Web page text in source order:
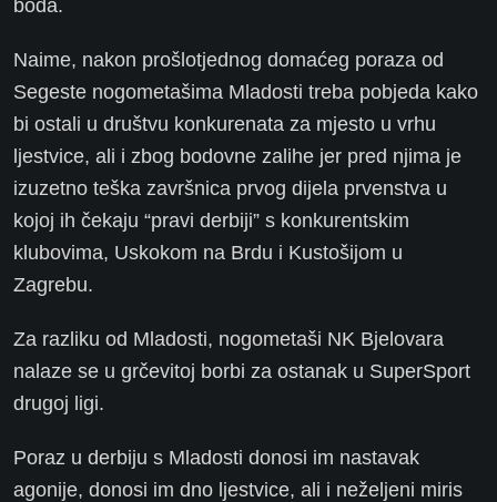
boda.
Naime, nakon prošlotjednog domaćeg poraza od
Segeste nogometašima Mladosti treba pobjeda kako
bi ostali u društvu konkurenata za mjesto u vrhu
ljestvice, ali i zbog bodovne zalihe jer pred njima je
izuzetno teška završnica prvog dijela prvenstva u
kojoj ih čekaju “pravi derbiji” s konkurentskim
klubovima, Uskokom na Brdu i Kustošijom u
Zagrebu.
Za razliku od Mladosti, nogometaši NK Bjelovara
nalaze se u grčevitoj borbi za ostanak u SuperSport
drugoj ligi.
Poraz u derbiju s Mladosti donosi im nastavak
agonije, donosi im dno ljestvice, ali i neželjeni miris